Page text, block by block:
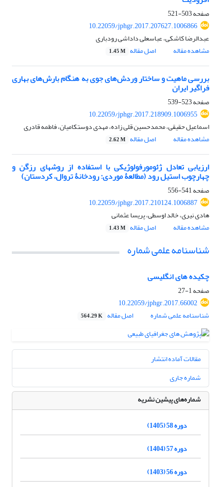
صفحه503-521
10.22059/jphgr.2017.207627.1006866
عبدالرضا کاشکی، عباسعلی داداشی رودباری
مشاهده مقاله
اصل مقاله 1.45 M
بررسی ماهیت و ساختار وردش‌های جوی به هنگام بارش‌های بهاری
فراگیر ایران
صفحه523-539
10.22059/jphgr.2017.218909.1006955
اسماعیل حقیقی، محمدحسین قلی زاده، مهدی دوستکامیان، فاطمه قادری
مشاهده مقاله
اصل مقاله 2.62 M
ارزیابی تعادل ژئومورفولوژیکی با استفاده از روش‏های رزگن و
چهارچوب استیل رود (مطالعۀ موردی: رودخانۀ تروال، کردستان)
صفحه541-556
10.22059/jphgr.2017.210124.1006887
هادی نیری، خالد اوسطی، پریسا عثمانی
مشاهده مقاله
اصل مقاله 1.43 M
شناسنامه علمی شماره
چکیده های انگلیسی
صفحه1-27
10.22059/jphgr.2017.66002
شناسنامه علمی شماره
اصل مقاله 564.29 K
مقالات آماده انتشار
شماره جاری
شماره‌های پیشین نشریه
دوره 58 (1405)
دوره 57 (1404)
دوره 56 (1403)